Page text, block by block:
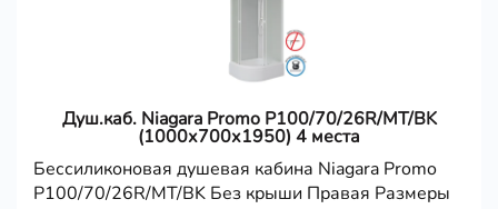
Душ.каб. Niagara Promo P100/70/26R/MT/BK
(1000х700х1950) 4 места
Бессиликоновая душевая кабина Niagara Promo
P100/70/26R/MT/BK Без крыши Правая Размеры